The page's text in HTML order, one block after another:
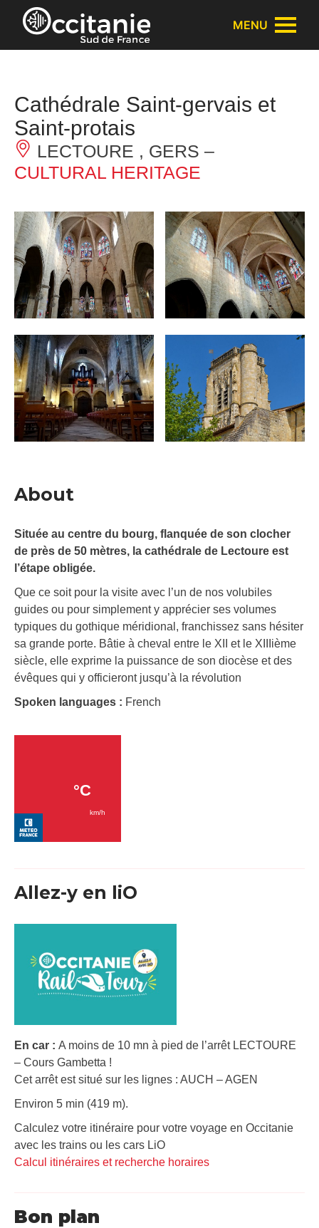
Cookies management panel
MENU
Cathédrale Saint-gervais et
Saint-protais
LECTOURE , GERS –
CULTURAL HERITAGE
About
Située au centre du bourg, flanquée de son clocher
de près de 50 mètres, la cathédrale de Lectoure est
l’étape obligée.
Que ce soit pour la visite avec l’un de nos volubiles
guides ou pour simplement y apprécier ses volumes
typiques du gothique méridional, franchissez sans hésiter
sa grande porte. Bâtie à cheval entre le XII et le XIIIième
siècle, elle exprime la puissance de son diocèse et des
évêques qui y officieront jusqu’à la révolution
Spoken languages : French
Allez-y en liO
En car : A moins de 10 mn à pied de l’arrêt LECTOURE
– Cours Gambetta !
Cet arrêt est situé sur les lignes : AUCH – AGEN
Environ 5 min (419 m).
Calculez votre itinéraire pour votre voyage en Occitanie
avec les trains ou les cars LiO
Calcul itinéraires et recherche horaires
Bon plan